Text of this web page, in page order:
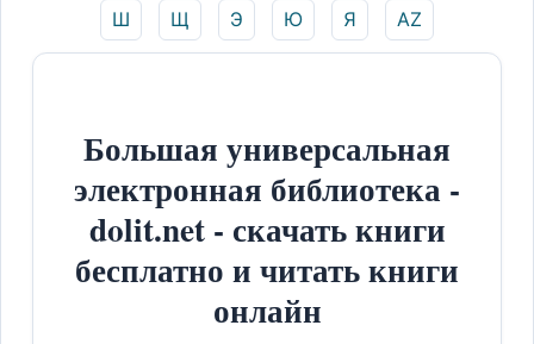
Ш
Щ Э Ю Я AZ
Большая универсальная
электронная библиотека -
dolit.net - скачать книги
бесплатно и читать книги
онлайн